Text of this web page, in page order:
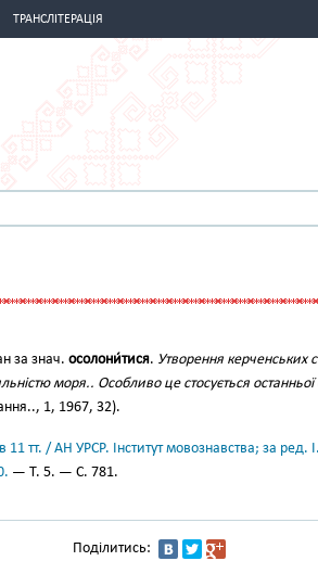
ТРАНСЛІТЕРАЦІЯ
за знач. осолони́тися. Утворення керченських
моря.. Особливо це стосується останньої
1, 1967, 32).
11 тт. / АН УРСР. Інститут мовознавства; за ред.
— Т. 5. — С. 781.
Поділитись: